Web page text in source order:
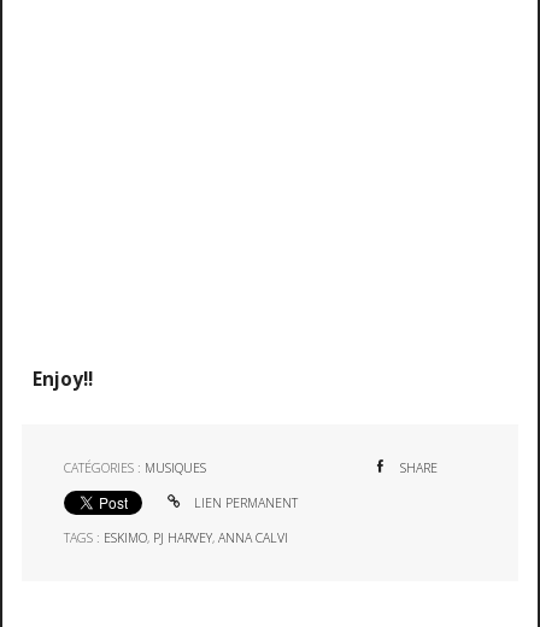
Enjoy!!
CATÉGORIES : MUSIQUES SHARE
LIEN PERMANENT
TAGS : ESKIMO, PJ HARVEY,ANNA CALVI